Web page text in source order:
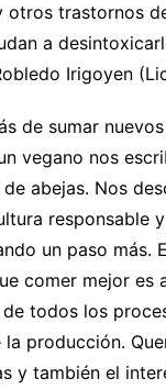
otros trastornos
a
Irigoyen
de sumar
un vegano nos
abejas. Nos
responsable
un paso más.
comer mejor es
todos los
la producción.
y también el